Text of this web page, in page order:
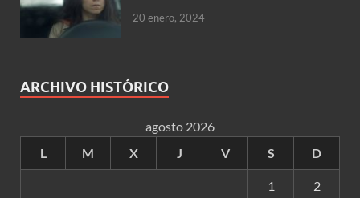
20 enero, 2024
ARCHIVO HISTÓRICO
agosto 2026
L
M X J V S D
1 2